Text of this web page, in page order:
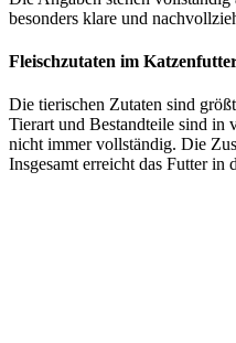
besonders klare und
Fleischzutaten im
Die tierischen Zutaten sind
Tierart und Bestandteile sind in
nicht immer vollständig. Die
Insgesamt erreicht das Futter in